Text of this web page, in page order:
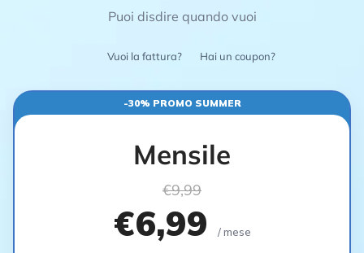
Puoi disdire quando vuoi
Vuoi la fattura? Hai un coupon?
-30% PROMO SUMMER
Mensile
€9,99
€6,99 / mese